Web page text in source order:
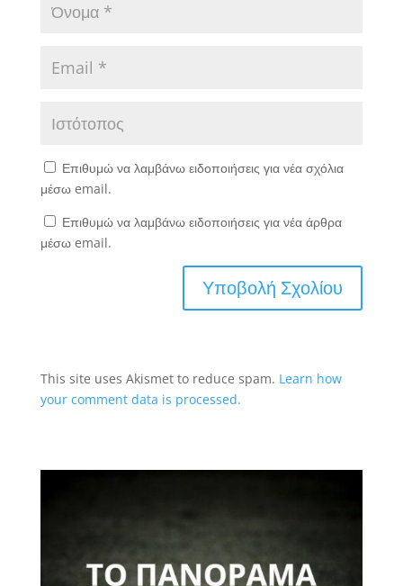
Επιθυμώ να λαμβάνω ειδοποιήσεις για νέα σχόλια
μέσω email.
Επιθυμώ να λαμβάνω ειδοποιήσεις για νέα άρθρα
μέσω email.
This site uses Akismet to reduce spam. Learn how
your comment data is processed.